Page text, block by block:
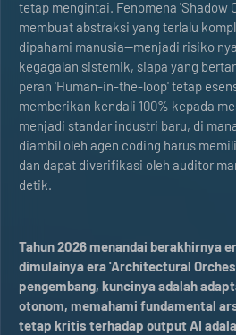
tetap mengintai. Fenomena 'Shadow
membuat abstraksi yang terlalu
dipahami manusia—menjadi risiko
kegagalan sistemik, siapa yang
peran 'Human-in-the-loop' tetap
memberikan kendali 100% kepada
menjadi standar industri baru, di
diambil oleh agen coding harus
dan dapat diverifikasi oleh auditor
detik.
Tahun 2026 menandai berakhirnya
dimulainya era 'Architectural
pengembang, kuncinya adalah
otonom, memahami fundamental
tetap kritis terhadap output AI